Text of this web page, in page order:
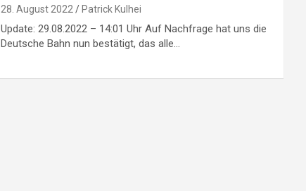
28. August 2022 Patrick Kulhei
Update: 29.08.2022 – 14:01 Uhr Auf Nachfrage hat uns die
Deutsche Bahn nun bestätigt, das alle…